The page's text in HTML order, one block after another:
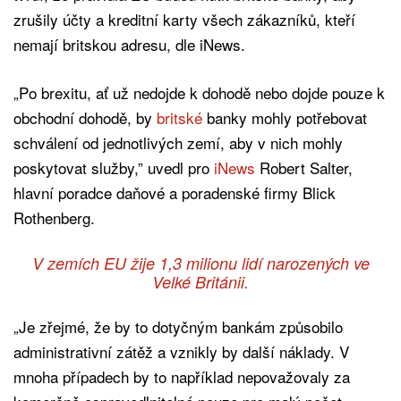
zrušily účty a kreditní karty všech zákazníků, kteří
nemají britskou adresu, dle iNews.
„Po brexitu, ať už nedojde k dohodě nebo dojde pouze k
obchodní dohodě, by britské banky mohly potřebovat
schválení od jednotlivých zemí, aby v nich mohly
poskytovat služby,” uvedl pro iNews Robert Salter,
hlavní poradce daňové a poradenské firmy Blick
Rothenberg.
V zemích EU žije 1,3 milionu lidí narozených ve
Velké Británii.
„Je zřejmé, že by to dotyčným bankám způsobilo
administrativní zátěž a vznikly by další náklady. V
mnoha případech by to například nepovažovaly za